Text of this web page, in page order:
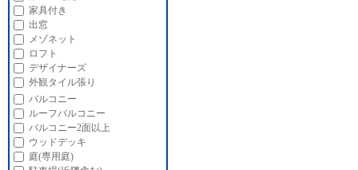
家具付き
出窓
メゾネット
ロフト
デザイナーズ
外観タイル張り
バルコニー
ルーフバルコニー
バルコニー2面以上
ウッドデッキ
庭(専用庭)